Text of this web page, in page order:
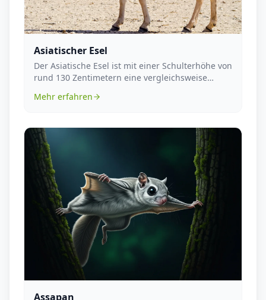
Asiatischer Esel
Der Asiatische Esel ist mit einer Schulterhöhe von
rund 130 Zentimetern eine vergleichsweise
Mehr erfahren
Assapan